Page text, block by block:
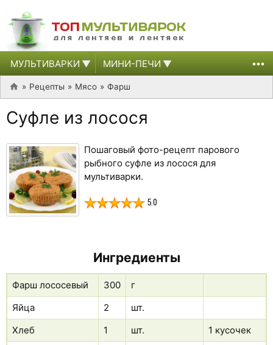
МУЛЬТИВАРКИ МИНИ-ПЕЧИ
Рецепты Мясо Фарш
Суфле из лосося
Пошаговый фото-рецепт парового
рыбного суфле из лосося для
мультиварки.
5.0
Ингредиенты
Фарш лососевый 300
г
Яйца
2
шт.
Хлеб
1 шт.
1 кусочек